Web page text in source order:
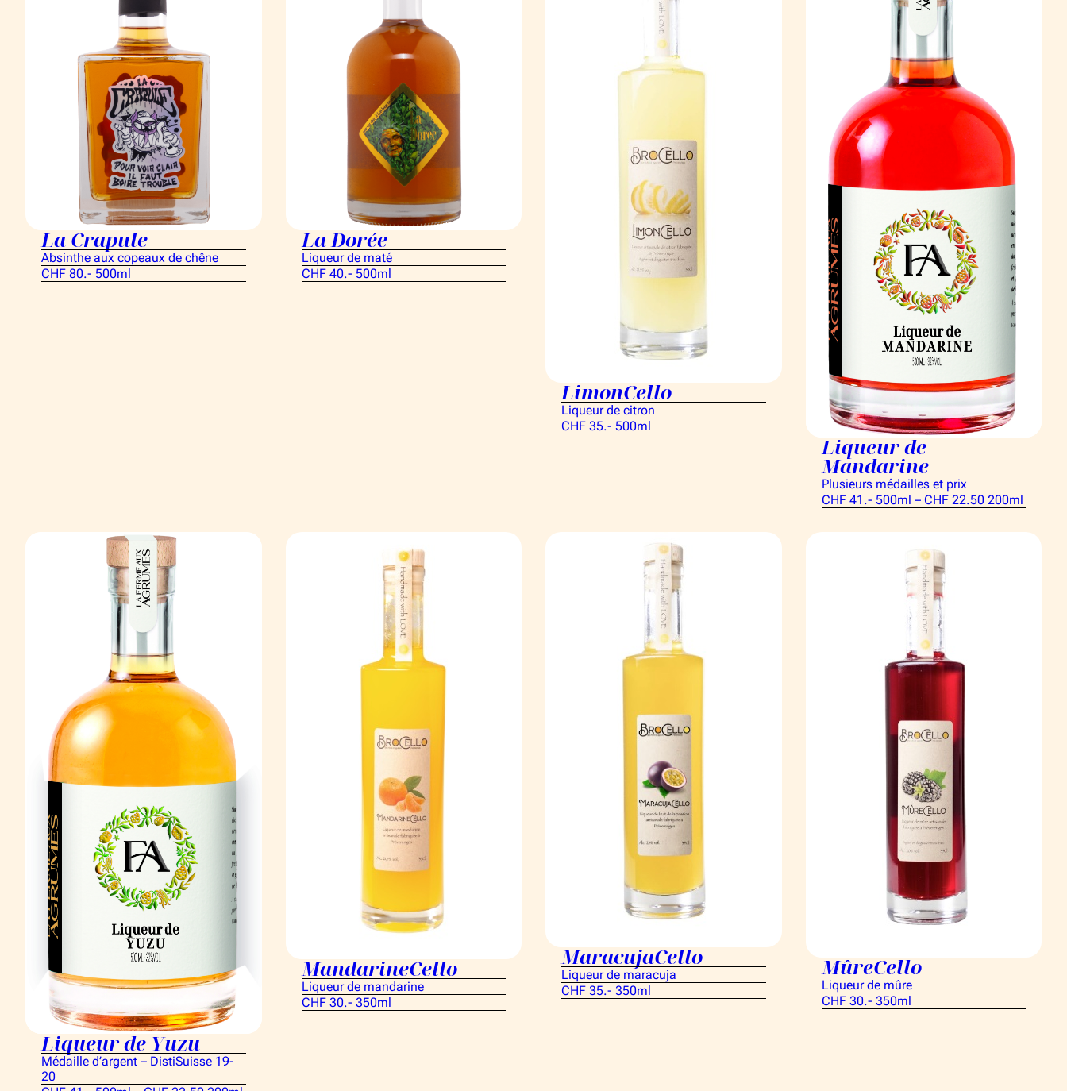
La Crapule
Absinthe aux copeaux de chêne
CHF 80.- 500ml
La Dorée
Liqueur de maté
CHF 40.- 500ml
LimonCello
Liqueur de citron
CHF 35.- 500ml
Liqueur de
Mandarine
Plusieurs médailles et prix
CHF 41.- 500ml – CHF 22.50 200ml
Liqueur de Yuzu
Médaille d’argent – DistiSuisse 19-
20
MandarineCello
Liqueur de mandarine
CHF 30.- 350ml
MaracujaCello
Liqueur de maracuja
CHF 35.- 350ml
MûreCello
Liqueur de mûre
CHF 30.- 350ml